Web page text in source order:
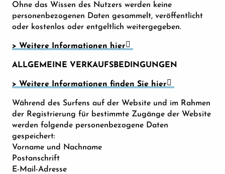
Ohne das Wissen des Nutzers werden keine
personenbezogenen Daten gesammelt, veröffentlicht
oder kostenlos oder entgeltlich weitergegeben.
> Weitere Informationen hier
ALLGEMEINE VERKAUFSBEDINGUNGEN
> Weitere Informationen finden Sie hier
Während des Surfens auf der Website und im Rahmen
der Registrierung für bestimmte Zugänge der Website
werden folgende personenbezogene Daten
gespeichert:
Vorname und Nachname
Postanschrift
E-Mail-Adresse